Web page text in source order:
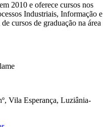
2010 e oferece cursos nos
Industriais, Informação e
cursos de graduação na área
Vila Esperança, Luziânia-